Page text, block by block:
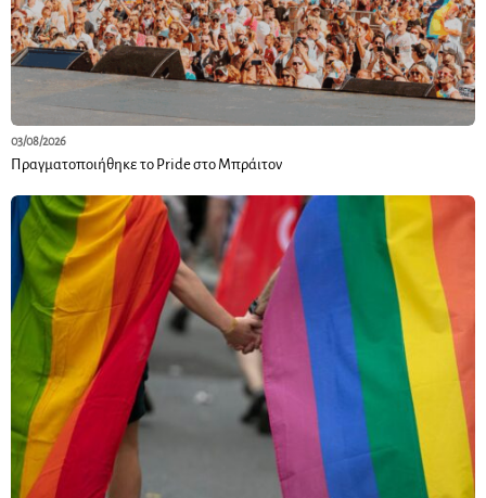
03/08/2026
Πραγματοποιήθηκε το Pride στο Μπράιτον